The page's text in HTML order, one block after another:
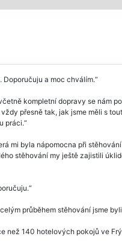
a moc chválím.
kompletní dopravy se nám
přesně tak, jak jsme měli s
práci.
mi byla nápomocna při
stěhování my ještě zajistili
průběhem stěhování jsme
než 140 hotelových pokojů ve